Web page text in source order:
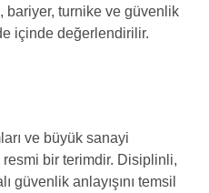
bariyer, turnike ve güvenlik
içinde değerlendirilir.
ve büyük sanayi
resmi bir terimdir. Disiplinli,
güvenlik anlayışını temsil